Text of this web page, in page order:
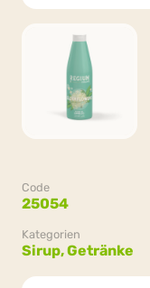
Code
25054
Kategorien
Sirup,Getränke